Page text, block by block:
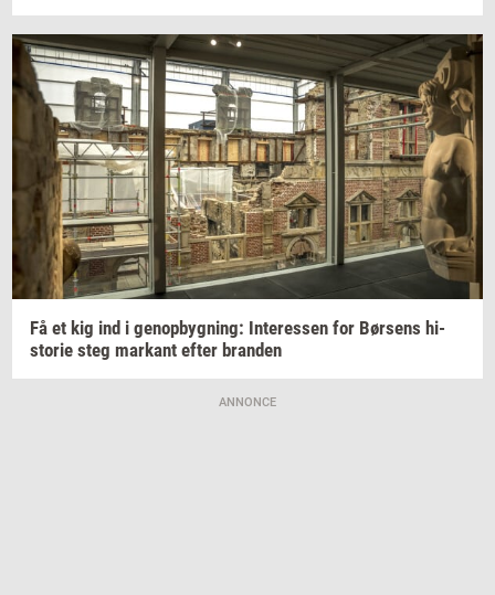
Få et kig ind i genop­byg­ning: In­ter­es­sen for Bør­sens hi­
sto­rie steg mar­kant efter bran­den
ANNONCE